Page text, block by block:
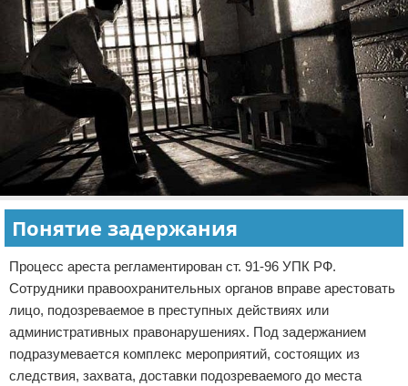
Понятие задержания
Процесс ареста регламентирован ст. 91-96 УПК РФ.
Сотрудники правоохранительных органов вправе арестовать
лицо, подозреваемое в преступных действиях или
административных правонарушениях. Под задержанием
подразумевается комплекс мероприятий, состоящих из
следствия, захвата, доставки подозреваемого до места